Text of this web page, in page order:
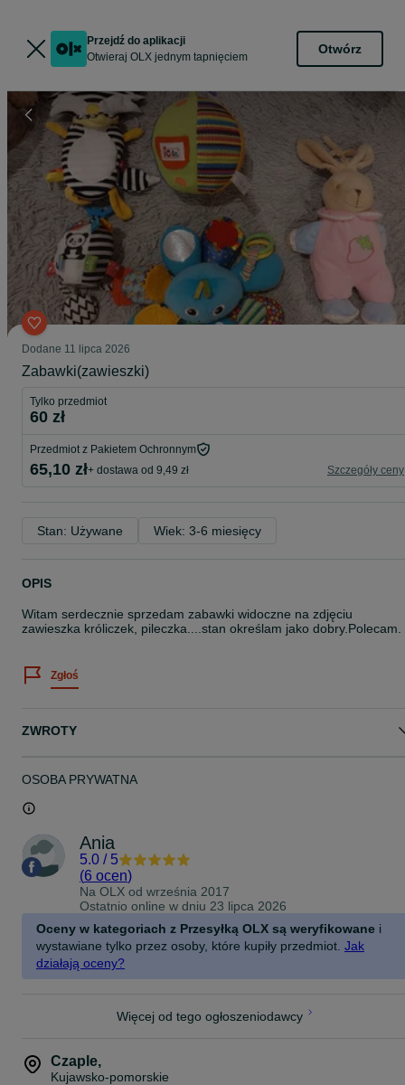
Przejdź do aplikacji
Otwieraj OLX jednym tapnięciem
Otwórz
Dodane 11 lipca 2026
Zabawki(zawieszki)
Tylko przedmiot
60 zł
Przedmiot z Pakietem Ochronnym
65,10 zł+ dostawa od 9,49 zł Szczegóły ceny
Stan: Używane Wiek: 3-6 miesięcy
OPIS
Witam serdecznie sprzedam zabawki widoczne na zdjęciu
zawieszka króliczek, pileczka....stan określam jako dobry.Polecam.
Zgłoś
ZWROTY
OSOBA PRYWATNA
Ania
5.0 / 5
(6 ocen)
Na OLX od września 2017
Ostatnio online w dniu 23 lipca 2026
Oceny w kategoriach z Przesyłką OLX są weryfikowane i
wystawiane tylko przez osoby, które kupiły przedmiot. Jak
działają oceny?
Więcej od tego ogłoszeniodawcy
Czaple,
Kujawsko-pomorskie